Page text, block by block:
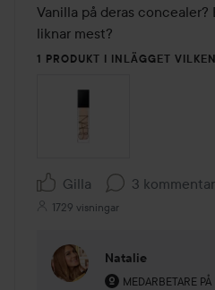
Vanilla på deras
liknar mest?
1 PRODUKT I INLÄGGET
Gilla 3
1729 visningar
Natalie
MEDARBETARE PÅ
Användarens roll: